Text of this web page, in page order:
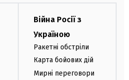
Війна Росії з
Україною
Ракетні обстріли
Карта бойових дій
Мирні переговори